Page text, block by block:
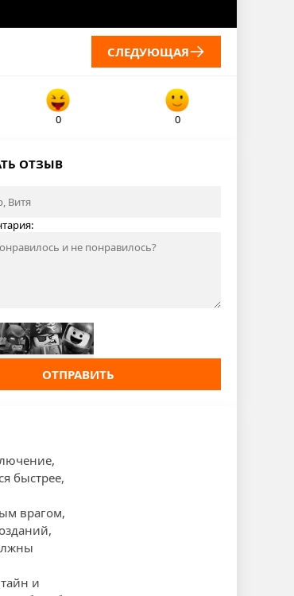
СЛЕДУЮЩАЯ
0 0
ОТЗЫВ
ОТПРАВИТЬ
быстрее,
врагом,
и